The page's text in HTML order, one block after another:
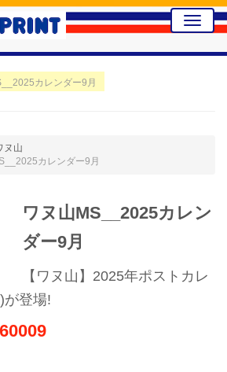
Toggle
カレンダー9月
ヌ山
カレンダー9月
ワヌ山MS__2025カレン
ダー9月
【ワヌ山】2025年ポストカレ
が登場!